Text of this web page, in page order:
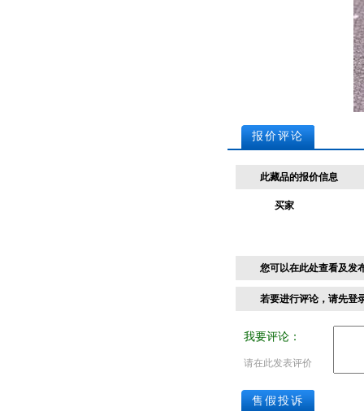
报价评论
此藏品的报价信息
买家
您可以在此处查看及发
若要进行评论，请先登
我要评论：
请在此发表评价
售假投诉